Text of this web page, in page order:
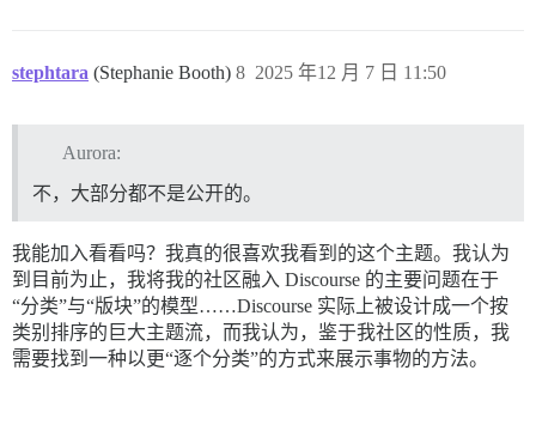
stephtara (Stephanie Booth) 2025 年12 月 7 日 11:50
8
Aurora:
不，大部分都不是公开的。
我能加入看看吗？我真的很喜欢我看到的这个主题。我认为
到目前为止，我将我的社区融入 Discourse 的主要问题在于
“分类”与“版块”的模型……Discourse 实际上被设计成一个按
类别排序的巨大主题流，而我认为，鉴于我社区的性质，我
需要找到一种以更“逐个分类”的方式来展示事物的方法。